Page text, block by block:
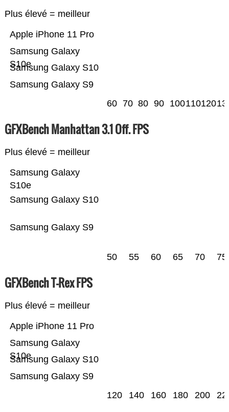
Plus élevé = meilleur
Samsung Galaxy S9
Samsung Galaxy S10
Samsung Galaxy
S10e
Apple iPhone 11 Pro
60 70 80 90 100110120
GFXBench Manhattan 3.1 Off. FPS
Plus élevé = meilleur
Samsung Galaxy S9
Samsung Galaxy S10
Samsung Galaxy
S10e
50 55 60 65 70 75
GFXBench T-Rex FPS
Plus élevé = meilleur
Samsung Galaxy S9
Samsung Galaxy S10
Samsung Galaxy
S10e
Apple iPhone 11 Pro
120 140 160 180 200